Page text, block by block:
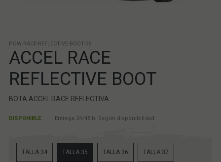
POW-RACE-REFLECTIVE-BOOT-35
ACCEL RACE
REFLECTIVE BOOT
BOTA ACCEL RACE REFLECTIVA
DISPONIBLE Entrega 24/48 h. Según disponibilidad.
TALLA 34 TALLA 35 TALLA 36 TALLA 37